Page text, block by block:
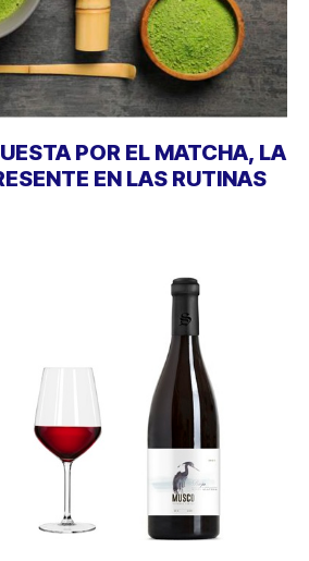
POR EL MATCHA, LA
EN LAS RUTINAS